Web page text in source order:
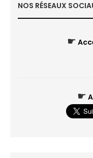
NOS RÉSEAUX
☛
☛